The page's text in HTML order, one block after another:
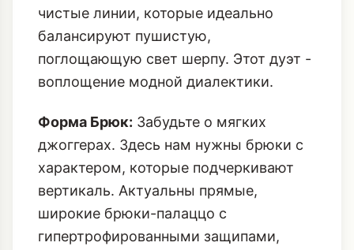
чистые линии, которые идеально
балансируют пушистую,
поглощающую свет шерпу. Этот дуэт -
воплощение модной диалектики.
Форма Брюк: Забудьте о мягких
джоггерах. Здесь нам нужны брюки с
характером, которые подчеркивают
вертикаль. Актуальны прямые,
широкие брюки-палаццо с
гипертрофированными защипами,